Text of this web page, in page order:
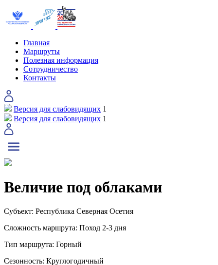
Главная
Маршруты
Полезная информация
Сотрудничество
Контакты
Версия для слабовидящих 1
Версия для слабовидящих 1
Величие под облаками
Субъект: Республика Северная Осетия
Сложность маршрута: Поход 2-3 дня
Тип маршрута: Горный
Сезонность: Круглогодичный